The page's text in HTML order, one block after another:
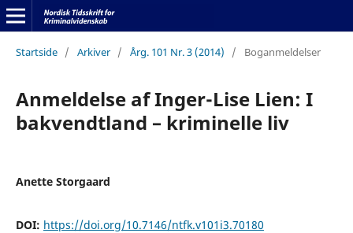
Startside / Arkiver / Årg. 101 Nr. 3 (2014) / Boganmeldelser
Anmeldelse af Inger-Lise Lien: I
bakvendtland – kriminelle liv
Anette Storgaard
DOI: https://doi.org/10.7146/ntfk.v101i3.70180